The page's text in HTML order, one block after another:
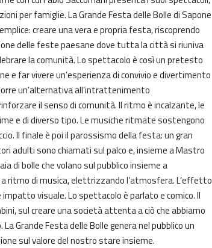
per famiglie. La Grande Festa delle Bolle di Sapone
creare una vera e propria festa, riscoprendo
delle feste paesane dove tutta la città si riuniva
la comunità. Lo spettacolo è così un pretesto
e far vivere un’esperienza di convivio e divertimento
un’alternativa all’intrattenimento
il senso di comunità. Il ritmo è incalzante, le
e di diverso tipo. Le musiche ritmate sostengono
Il finale è poi il parossismo della festa: un gran
adulti sono chiamati sul palco e, insieme a Mastro
di bolle che volano sul pubblico insieme a
ritmo di musica, elettrizzando l’atmosfera. L’effetto
visuale. Lo spettacolo è parlato e comico. Il
sul creare una società attenta a ciò che abbiamo
Grande Festa delle Bolle genera nel pubblico un
sul valore del nostro stare insieme.